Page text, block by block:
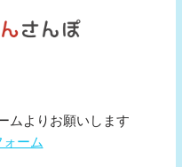
ムよりお願いします
ーム